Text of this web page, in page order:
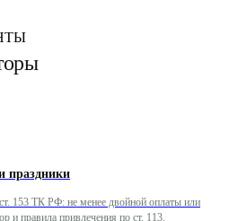
праздники
153 ТК РФ: не менее двойной оплаты или
и правила привлечения по ст. 113.